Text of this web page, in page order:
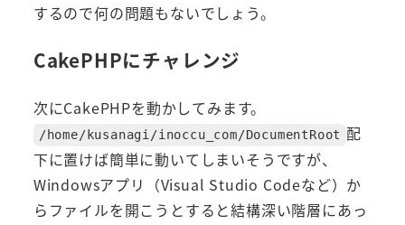
するので何の問題もないでしょう。
CakePHPにチャレンジ
次にCakePHPを動かしてみます。
/home/kusanagi/inoccu_com/DocumentRoot 配
下に置けば簡単に動いてしまいそうですが、
Windowsアプリ（Visual Studio Codeなど）か
らファイルを開こうとすると結構深い階層にあっ